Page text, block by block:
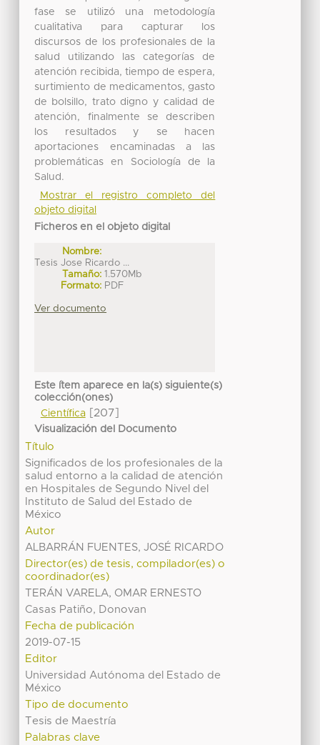
fase se utilizó una metodología
cualitativa para capturar los
discursos de los profesionales de la
salud utilizando las categorías de
atención recibida, tiempo de espera,
surtimiento de medicamentos, gasto
de bolsillo, trato digno y calidad de
atención, finalmente se describen
los resultados y se hacen
aportaciones encaminadas a las
problemáticas en Sociología de la
Salud.
Mostrar el registro completo del
objeto digital
Ficheros en el objeto digital
Nombre:
Tesis Jose Ricardo ...
Tamaño: 1.570Mb
Formato: PDF
Ver documento
Este ítem aparece en la(s) siguiente(s)
colección(ones)
Científica[207]
Visualización del Documento
Título
Significados de los profesionales de la
salud entorno a la calidad de atención
en Hospitales de Segundo Nivel del
Instituto de Salud del Estado de
México
Autor
ALBARRÁN FUENTES, JOSÉ RICARDO
Director(es) de tesis, compilador(es) o
coordinador(es)
TERÁN VARELA, OMAR ERNESTO
Casas Patiño, Donovan
Fecha de publicación
2019-07-15
Editor
Universidad Autónoma del Estado de
México
Tipo de documento
Tesis de Maestría
Palabras clave